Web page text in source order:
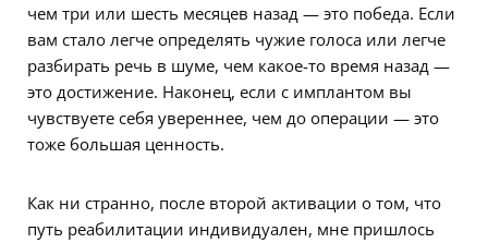
чем три или шесть месяцев назад — это победа. Если
вам стало легче определять чужие голоса или легче
разбирать речь в шуме, чем какое-то время назад —
это достижение. Наконец, если с имплантом вы
чувствуете себя увереннее, чем до операции — это
тоже большая ценность.
Как ни странно, после второй активации о том, что
путь реабилитации индивидуален, мне пришлось